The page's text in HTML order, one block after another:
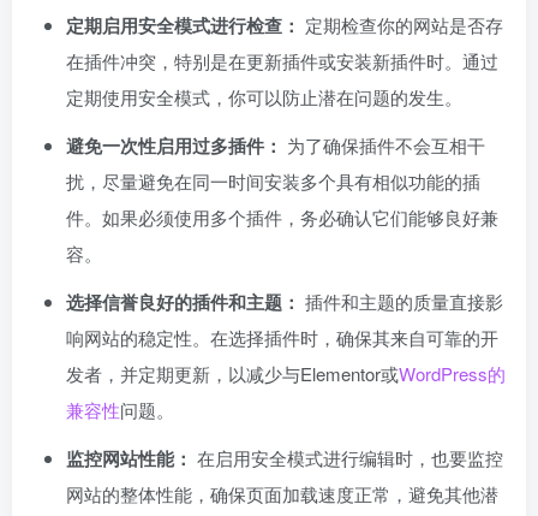
定期启用安全模式进行检查： 定期检查你的网站是否存
在插件冲突，特别是在更新插件或安装新插件时。通过
定期使用安全模式，你可以防止潜在问题的发生。
避免一次性启用过多插件： 为了确保插件不会互相干
扰，尽量避免在同一时间安装多个具有相似功能的插
件。如果必须使用多个插件，务必确认它们能够良好兼
容。
选择信誉良好的插件和主题： 插件和主题的质量直接影
响网站的稳定性。在选择插件时，确保其来自可靠的开
发者，并定期更新，以减少与Elementor或WordPress的
兼容性问题。
监控网站性能： 在启用安全模式进行编辑时，也要监控
网站的整体性能，确保页面加载速度正常，避免其他潜